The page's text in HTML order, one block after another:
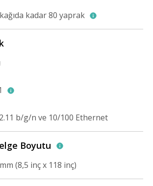
kadar 80 yaprak
b/g/n ve 10/100 Ethernet
Boyutu
(8,5 inç x 118 inç)